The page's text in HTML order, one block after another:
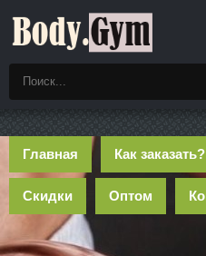
Главная Как заказать?
Скидки Оптом